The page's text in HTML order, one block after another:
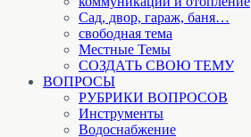
Cад, двор, гараж, баня…
свободная тема
Местные Темы
СОЗДАТЬ СВОЮ ТЕМУ
ВОПРОСЫ
РУБРИКИ ВОПРОСОВ
Инструменты
Водоснабжение